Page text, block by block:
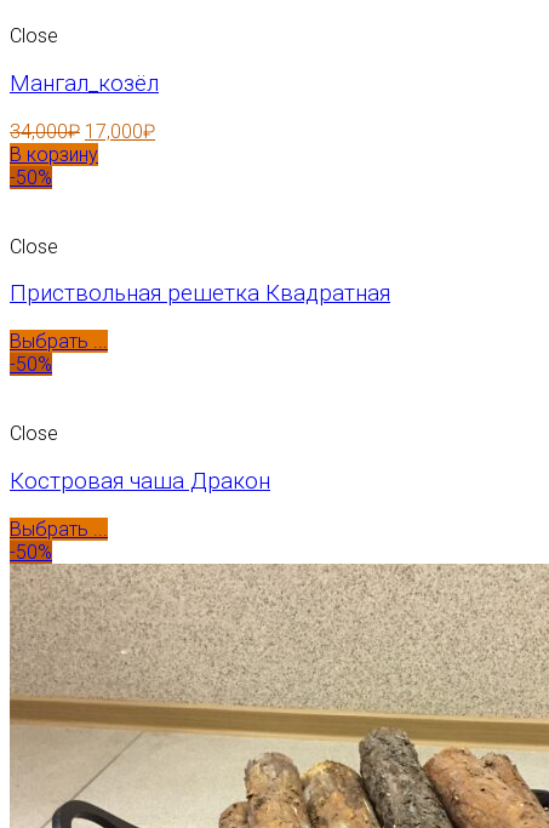
Close
Мангал_козёл
34,000₽ 17,000₽
В корзину
-50%
Close
Приствольная решетка Квадратная
Выбрать ...
-50%
Close
Костровая чаша Дракон
Выбрать ...
-50%